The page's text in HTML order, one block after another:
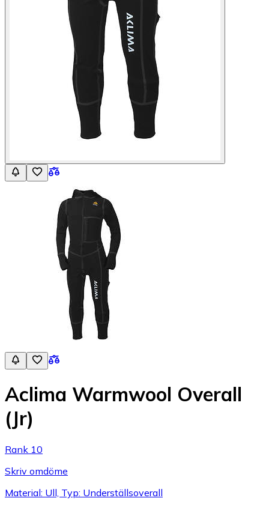
Aclima Warmwool Overall
(Jr)
Rank 10
Skriv omdöme
Material: Ull, Typ: Underställsoverall